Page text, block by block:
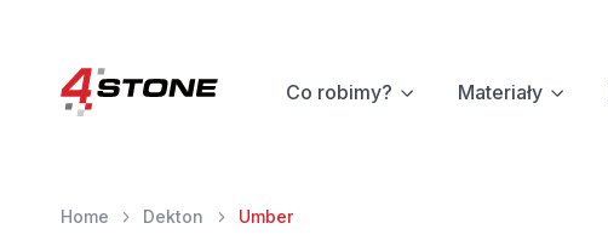
Co robimy? Materiały
Home Dekton Umber